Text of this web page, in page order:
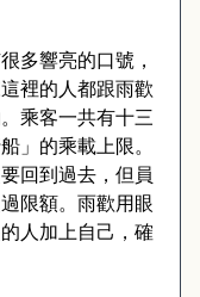
多響亮的口號，
裡的人都跟雨歡
乘客一共有十三
」的乘載上限。
回到過去，但員
限額。雨歡用眼
人加上自己，確